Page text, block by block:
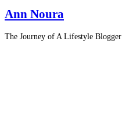
Ann Noura
The Journey of A Lifestyle Blogger